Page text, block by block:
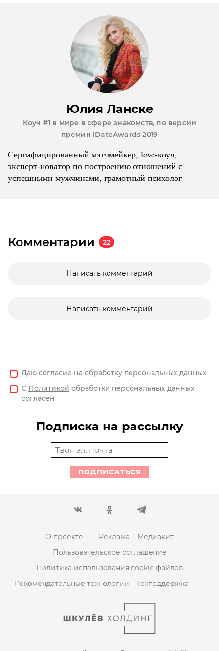
Юлия Ланске
Коуч #1 в мире в сфере знакомств, по версии
премии iDateAwards 2019
Сертифицированный мэтчмейкер, love-коуч,
эксперт-новатор по построению отношений с
успешными мужчинами, грамотный психолог
Комментарии 22
Написать комментарий
Написать комментарий
Даю согласие на обработку персональных данных
С Политикой обработки персональных данных
согласен
Подписка на рассылку
ПОДПИСАТЬСЯ
О проекте Реклама
Медиакит
Пользовательское соглашение
Политика использования cookie-файлов
Рекомендательные технологии
Техподдержка